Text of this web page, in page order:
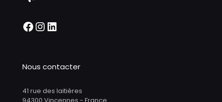
Nous contacter
41 rue des laitières
94300 Vincennes - France